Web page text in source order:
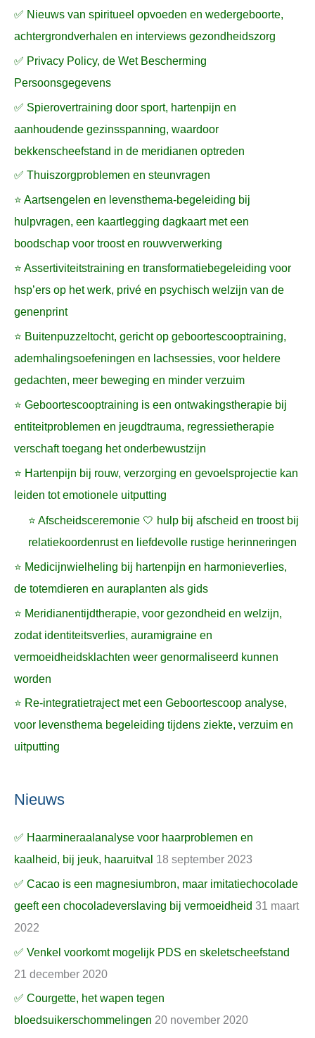
✅ Nieuws van spiritueel opvoeden en wedergeboorte,
achtergrondverhalen en interviews gezondheidszorg
✅ Privacy Policy, de Wet Bescherming
Persoonsgegevens
✅ Spierovertraining door sport, hartenpijn en
aanhoudende gezinsspanning, waardoor
bekkenscheefstand in de meridianen optreden
✅ Thuiszorgproblemen en steunvragen
⭐ Aartsengelen en levensthema-begeleiding bij
hulpvragen, een kaartlegging dagkaart met een
boodschap voor troost en rouwverwerking
⭐ Assertiviteitstraining en transformatiebegeleiding voor
hsp’ers op het werk, privé en psychisch welzijn van de
genenprint
⭐ Buitenpuzzeltocht, gericht op geboortescooptraining,
ademhalingsoefeningen en lachsessies, voor heldere
gedachten, meer beweging en minder verzuim
⭐ Geboortescooptraining is een ontwakingstherapie bij
entiteitproblemen en jeugdtrauma, regressietherapie
verschaft toegang het onderbewustzijn
⭐ Hartenpijn bij rouw, verzorging en gevoelsprojectie kan
leiden tot emotionele uitputting
⭐ Afscheidsceremonie 🤍 hulp bij afscheid en troost bij
relatiekoordenrust en liefdevolle rustige herinneringen
⭐ Medicijnwielheling bij hartenpijn en harmonieverlies,
de totemdieren en auraplanten als gids
⭐ Meridianentijdtherapie, voor gezondheid en welzijn,
zodat identiteitsverlies, auramigraine en
vermoeidheidsklachten weer genormaliseerd kunnen
worden
⭐ Re-integratietraject met een Geboortescoop analyse,
voor levensthema begeleiding tijdens ziekte, verzuim en
uitputting
Nieuws
✅ Haarmineraalanalyse voor haarproblemen en
kaalheid, bij jeuk, haaruitval 18 september 2023
✅ Cacao is een magnesiumbron, maar imitatiechocolade
geeft een chocoladeverslaving bij vermoeidheid 31 maart
2022
✅ Venkel voorkomt mogelijk PDS en skeletscheefstand
21 december 2020
✅ Courgette, het wapen tegen
bloedsuikerschommelingen 20 november 2020